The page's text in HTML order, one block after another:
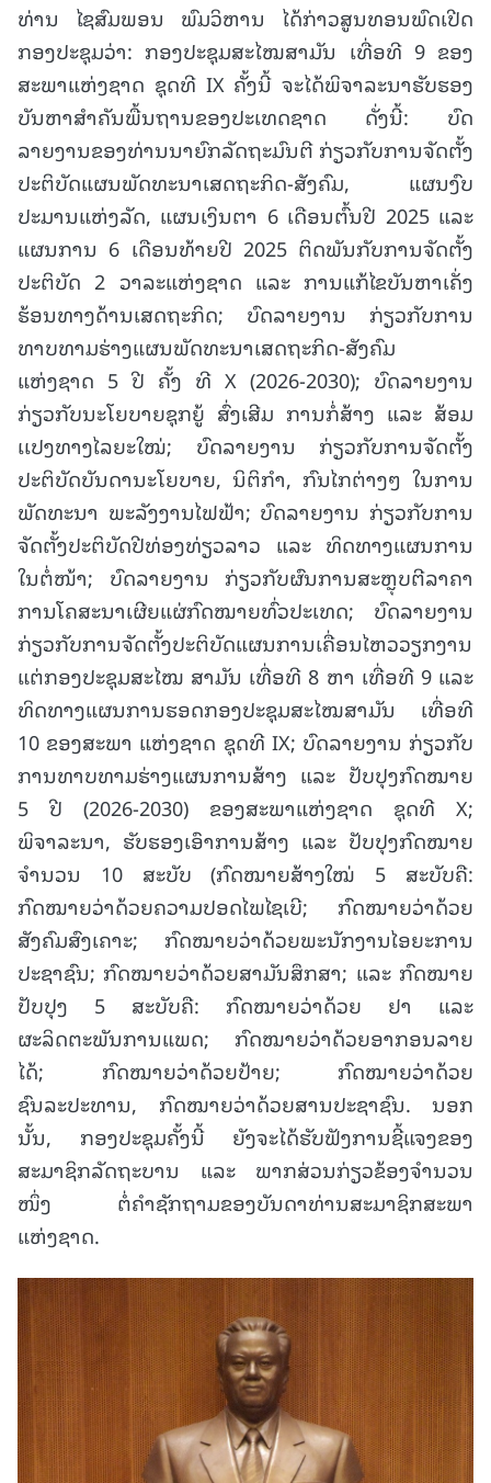
ທ່ານ ໄຊສົມພອນ ພົມວິຫານ ໄດ້ກ່າວສູນທອນພົດເປີດ
ກອງປະຊຸມວ່າ: ກອງປະຊຸມສະໄໝສາມັນ ເທື່ອທີ 9 ຂອງ
ສະພາແຫ່ງຊາດ ຊຸດທີ IX ຄັ້ງນີ້ ຈະໄດ້ພິຈາລະນາຮັບຮອງ
ບັນຫາສໍາຄັນພື້ນຖານຂອງປະເທດຊາດ ດັ່ງນີ້: ບົດ
ລາຍງານຂອງທ່ານນາຍົກລັດຖະມົນຕີ ກ່ຽວກັບການຈັດຕັ້ງ
ປະຕິບັດແຜນພັດທະນາເສດຖະກິດ-ສັງຄົມ, ແຜນງົບ
ປະມານແຫ່ງລັດ, ແຜນເງິນຕາ 6 ເດືອນຕົ້ນປີ 2025 ແລະ
ແຜນການ 6 ເດືອນທ້າຍປີ 2025 ຕິດພັນກັບການຈັດຕັ້ງ
ປະຕິບັດ 2 ວາລະແຫ່ງຊາດ ແລະ ການແກ້ໄຂບັນຫາເຄັ່ງ
ຮ້ອນທາງດ້ານເສດຖະກິດ; ບົດລາຍງານ ກ່ຽວກັບການ
ທາບທາມຮ່າງແຜນພັດທະນາເສດຖະກິດ-ສັງຄົມ
ແຫ່ງຊາດ 5 ປີ ຄັ້ງ ທີ X (2026-2030); ບົດລາຍງານ
ກ່ຽວກັບນະໂຍບາຍຊຸກຍູ້ ສົ່ງເສີມ ການກໍ່ສ້າງ ແລະ ສ້ອມ
ເເປງທາງໄລຍະໃໝ່; ບົດລາຍງານ ກ່ຽວກັບການຈັດຕັ້ງ
ປະຕິບັດບັນດານະໂຍບາຍ, ນິຕິກໍາ, ກົນໄກຕ່າງໆ ໃນການ
ພັດທະນາ ພະລັງງານໄຟຟ້າ; ບົດລາຍງານ ກ່ຽວກັບການ
ຈັດຕັ້ງປະຕິບັດປີທ່ອງທ່ຽວລາວ ແລະ ທິດທາງແຜນການ
ໃນຕໍ່ໜ້າ; ບົດລາຍງານ ກ່ຽວກັບຜົນການສະຫຼຸບຕີລາຄາ
ການໂຄສະນາເຜີຍແຜ່ກົດໝາຍທົ່ວປະເທດ; ບົດລາຍງານ
ກ່ຽວກັບການຈັດຕັ້ງປະຕິບັດແຜນການເຄື່ອນໄຫວວຽກງານ
ແຕ່ກອງປະຊຸມສະໄໝ ສາມັນ ເທື່ອທີ 8 ຫາ ເທື່ອທີ 9 ແລະ
ທິດທາງແຜນການຮອດກອງປະຊຸມສະໄໝສາມັນ ເທື່ອທີ
10 ຂອງສະພາ ແຫ່ງຊາດ ຊຸດທີ IX; ບົດລາຍງານ ກ່ຽວກັບ
ການທາບທາມຮ່າງແຜນການສ້າງ ແລະ ປັບປຸງກົດໝາຍ
5 ປີ (2026-2030) ຂອງສະພາແຫ່ງຊາດ ຊຸດທີ X;
ພິຈາລະນາ, ຮັບຮອງເອົາການສ້າງ ແລະ ປັບປຸງກົດໝາຍ
ຈໍານວນ 10 ສະບັບ (ກົດໝາຍສ້າງໃໝ່ 5 ສະບັບຄື:
ກົດໝາຍວ່າດ້ວຍຄວາມປອດໄພໄຊເບີ; ກົດໝາຍວ່າດ້ວຍ
ສັງຄົມສົງເຄາະ; ກົດໝາຍວ່າດ້ວຍພະນັກງານໄອຍະການ
ປະຊາຊົນ; ກົດໝາຍວ່າດ້ວຍສາມັນສຶກສາ; ແລະ ກົດໝາຍ
ປັບປຸງ 5 ສະບັບຄື: ກົດໝາຍວ່າດ້ວຍ ຢາ ແລະ
ຜະລິດຕະພັນການແພດ; ກົດໝາຍວ່າດ້ວຍອາກອນລາຍ
ໄດ້; ກົດໝາຍວ່າດ້ວຍປ້າຍ; ກົດໝາຍວ່າດ້ວຍ
ຊົນລະປະທານ, ກົດໝາຍວ່າດ້ວຍສານປະຊາຊົນ. ນອກ
ນັ້ນ, ກອງປະຊຸມຄັ້ງນີ້ ຍັງຈະໄດ້ຮັບຟັງການຊີ້ແຈງຂອງ
ສະມາຊິກລັດຖະບານ ແລະ ພາກສ່ວນກ່ຽວຂ້ອງຈໍານວນ
ໜຶ່ງ ຕໍ່ຄໍາຊັກຖາມຂອງບັນດາທ່ານສະມາຊິກສະພາ
ແຫ່ງຊາດ.